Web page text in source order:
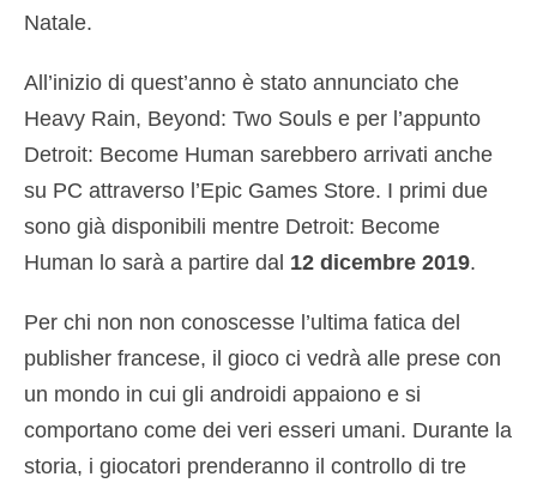
Natale.
All’inizio di quest’anno è stato annunciato che
Heavy Rain, Beyond: Two Souls e per l’appunto
Detroit: Become Human sarebbero arrivati anche
su PC attraverso l’Epic Games Store. I primi due
sono già disponibili mentre Detroit: Become
Human lo sarà a partire dal 12 dicembre 2019.
Per chi non non conoscesse l’ultima fatica del
publisher francese, il gioco ci vedrà alle prese con
un mondo in cui gli androidi appaiono e si
comportano come dei veri esseri umani. Durante la
storia, i giocatori prenderanno il controllo di tre